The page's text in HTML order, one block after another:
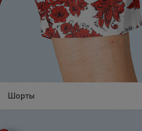
Шорты